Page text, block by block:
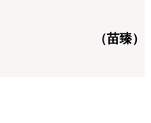
（苗臻）